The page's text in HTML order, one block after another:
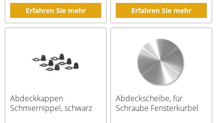
Erfahren Sie mehr Erfahren Sie mehr
Abdeckkappen
Schmiernippel, schwarz
Abdeckscheibe, für
Schraube Fensterkurbel